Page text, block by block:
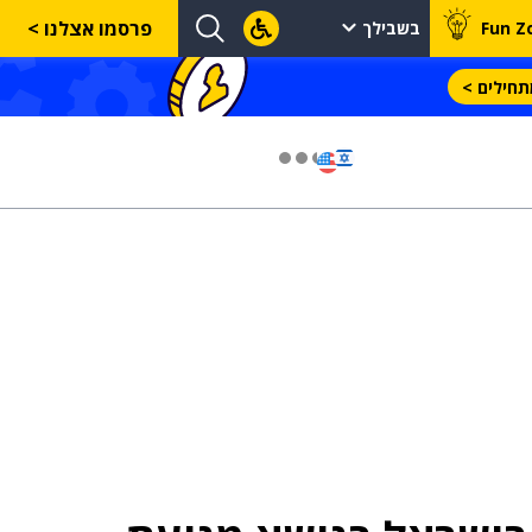
Fun בשבילך פרסמו אצלנו >
>
יניב קקון מונה למנהל הארצי של תוכנית